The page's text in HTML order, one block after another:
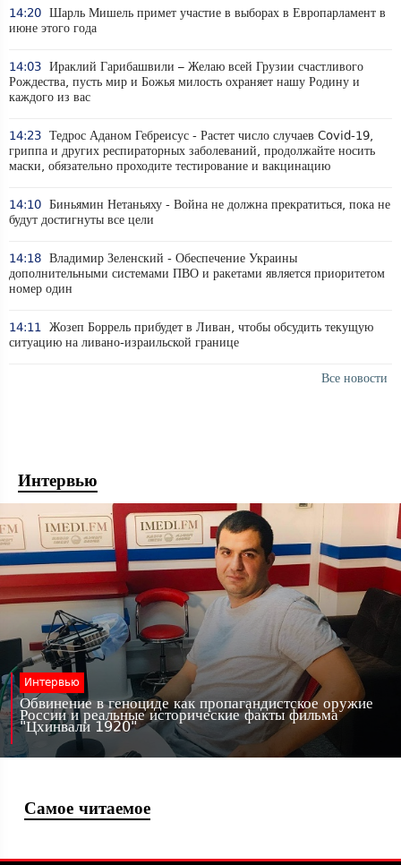
14:20 Шарль Мишель примет участие в выборах в Европарламент в
июне этого года
14:03 Ираклий Гарибашвили – Желаю всей Грузии счастливого
Рождества, пусть мир и Божья милость охраняет нашу Родину и
каждого из вас
14:23 Тедрос Аданом Гебреисус - Растет число случаев Covid-19,
гриппа и других респираторных заболеваний, продолжайте носить
маски, обязательно проходите тестирование и вакцинацию
14:10 Биньямин Нетаньяху - Война не должна прекратиться, пока не
будут достигнуты все цели
14:18 Владимир Зеленский - Обеспечение Украины
дополнительными системами ПВО и ракетами является приоритетом
номер один
14:11 Жозеп Боррель прибудет в Ливан, чтобы обсудить текущую
ситуацию на ливано-израильской границе
Все новости
Интервью
Интервью
Обвинение в геноциде как пропагандистское оружие
России и реальные исторические факты фильма
"Цхинвали 1920"
Самое читаемое